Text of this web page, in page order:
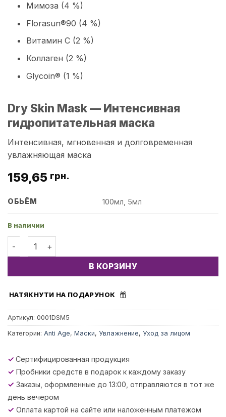
Мимоза (4 %)
Florasun®90 (4 %)
Витамин C (2 %)
Коллаген (2 %)
Glycoin® (1 %)
Dry Skin Mask — Интенсивная
гидропитательная маска
Интенсивная, мгновенная и долговременная
увлажняющая маска
159,65 грн.
ОБЬЁМ 100мл, 5мл
В наличии
Количество товара Dry Skin Mask - Интенсивная
В КОРЗИНУ
НАТЯКНУТИ НА ПОДАРУНОК
Артикул: 0001DSM5
Категории: Anti Age, Маски, Увлажнение, Уход за лицом
✓ Сертифицированная продукция
✓ Пробники средств в подарок к каждому заказу
✓ Заказы, оформленные до 13:00, отправляются в тот же
день вечером
✓ Оплата картой на сайте или наложенным платежом